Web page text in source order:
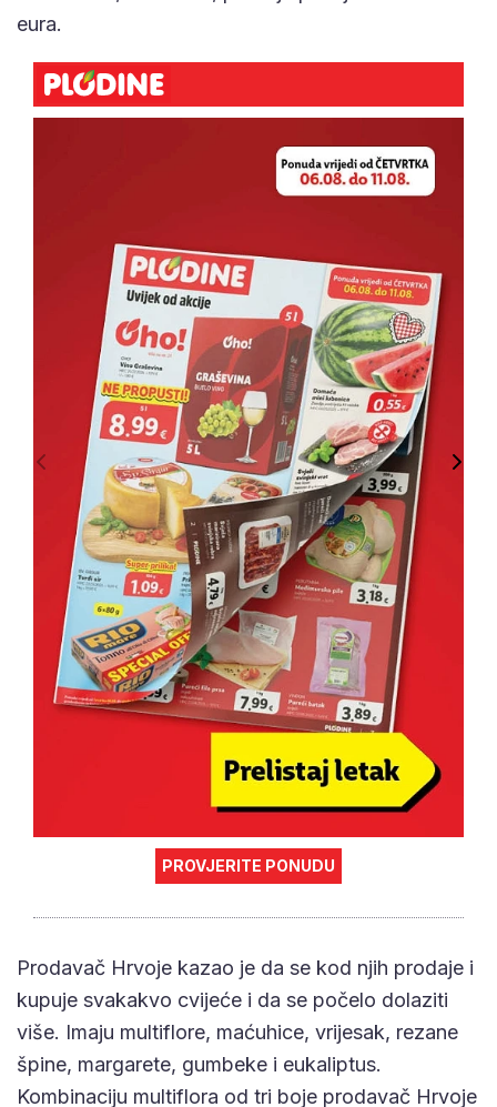
eura.
PROVJERITE PONUDU
Prodavač Hrvoje kazao je da se kod njih prodaje i
kupuje svakakvo cvijeće i da se počelo dolaziti
više. Imaju multiflore, maćuhice, vrijesak, rezane
špine, margarete, gumbeke i eukaliptus.
Kombinaciju multiflora od tri boje prodavač Hrvoje